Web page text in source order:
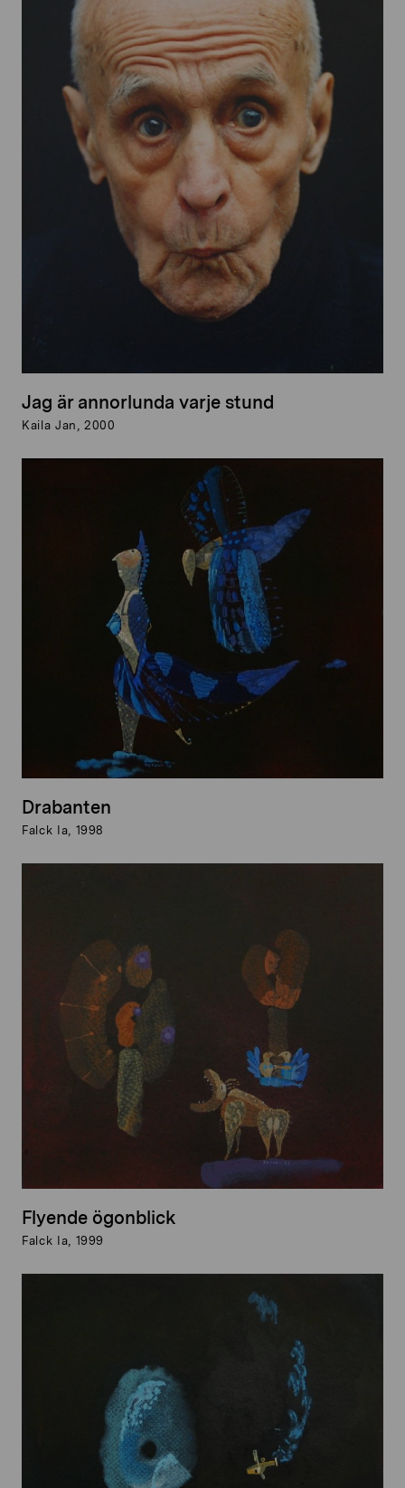
Jag är annorlunda varje stund
Kaila Jan, 2000
Drabanten
Falck Ia, 1998
Flyende ögonblick
Falck Ia, 1999